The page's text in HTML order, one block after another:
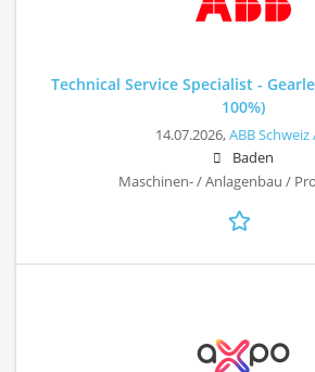
Technical Service Specialist -
100%)
14.07.2026,ABB Schweiz
Baden
Maschinen- / Anlagenbau /